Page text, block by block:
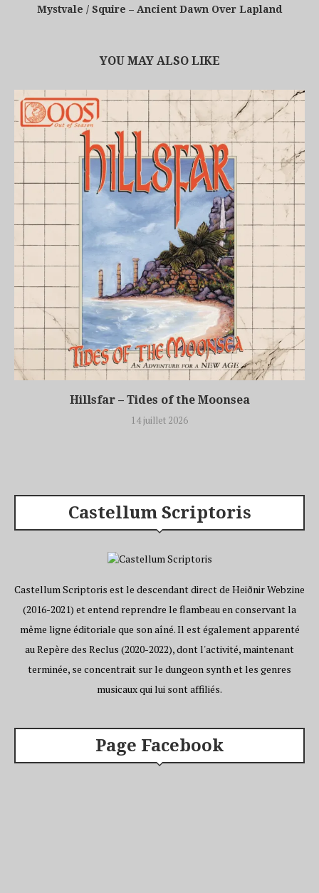
Mystvale / Squire – Ancient Dawn Over Lapland
YOU MAY ALSO LIKE
Hillsfar – Tides of the Moonsea
14 juillet 2026
Castellum Scriptoris
Castellum Scriptoris est le descendant direct de Heiðnir Webzine
(2016-2021) et entend reprendre le flambeau en conservant la
même ligne éditoriale que son aîné. Il est également apparenté
au Repère des Reclus (2020-2022), dont l'activité, maintenant
terminée, se concentrait sur le dungeon synth et les genres
musicaux qui lui sont affiliés.
Page Facebook